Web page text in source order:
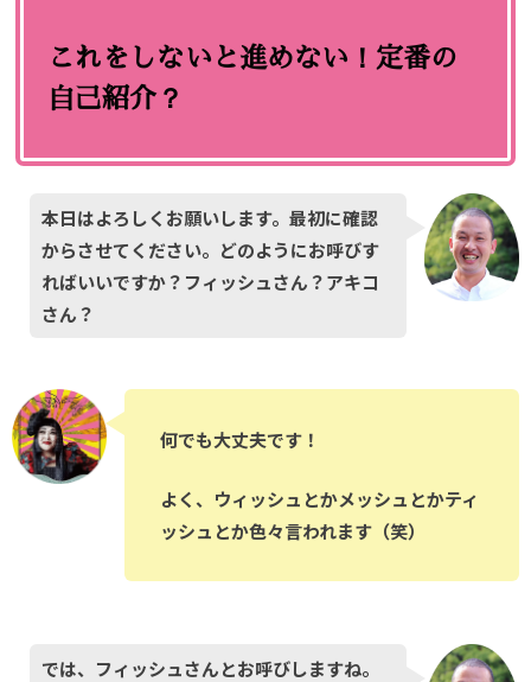
これをしないと進めない！定番の
自己紹介？
本日はよろしくお願いします。最初に確認
からさせてください。どのようにお呼びす
ればいいですか？フィッシュさん？アキコ
さん？
何でも大丈夫です！
よく、ウィッシュとかメッシュとかティ
ッシュとか色々言われます（笑）
では、フィッシュさんとお呼びしますね。